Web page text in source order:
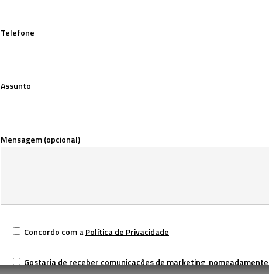
Telefone
Assunto
Mensagem (opcional)
Concordo com aPolítica de Privacidade
Gostaria de receber comunicações de marketing, nomeadamente